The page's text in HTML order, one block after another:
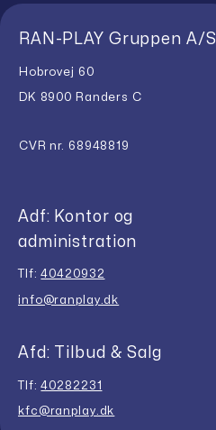
RAN-PLAY Gruppen A/S
Hobrovej 60
DK 8900 Randers C
CVR nr. 68948819
Adf: Kontor og
administration
Tlf:40420932
info@ranplay.dk
Afd: Tilbud & Salg
Tlf:40282231
kfc@ranplay.dk